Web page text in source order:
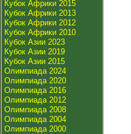
Кубок Африки 2015
Кубок Африки 2013
Кубок Африки 2012
Кубок Африки 2010
Кубок Азии 2023
Кубок Азии 2019
Кубок Азии 2015
Олимпиада 2024
Олимпиада 2020
Олимпиада 2016
Олимпиада 2012
Олимпиада 2008
Олимпиада 2004
Олимпиада 2000